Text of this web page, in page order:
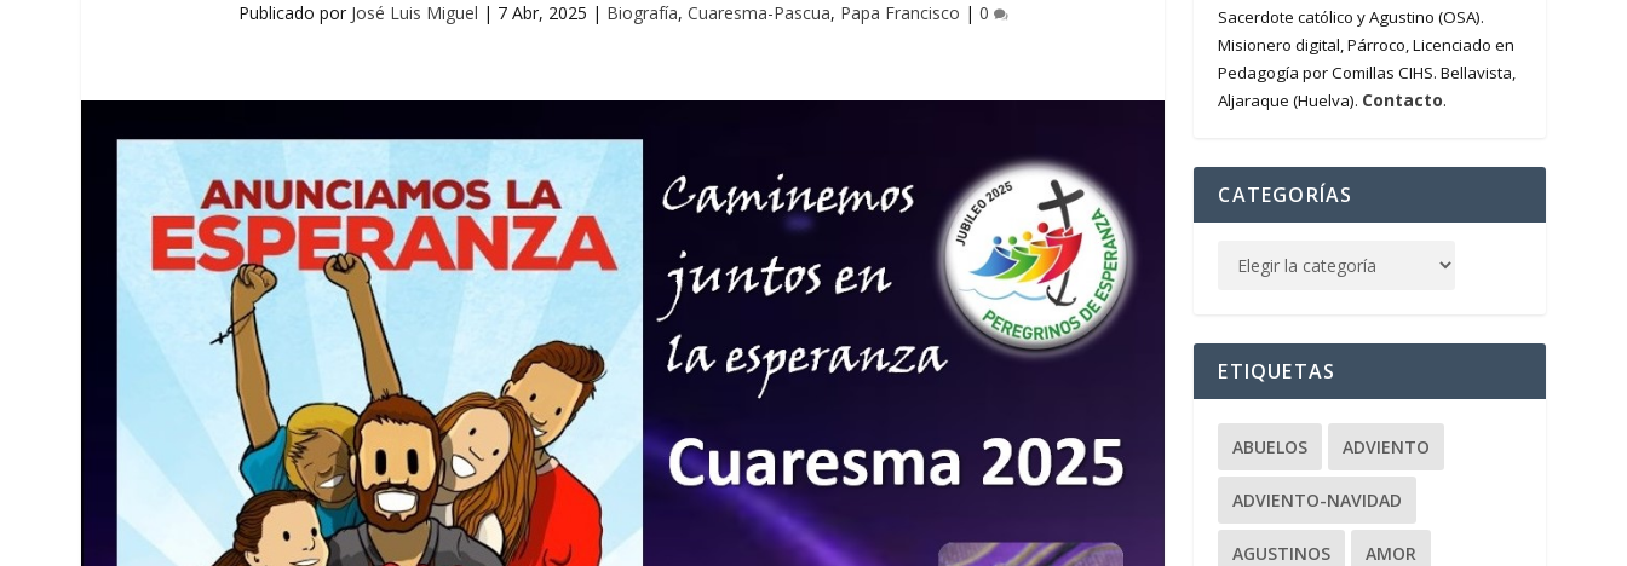
Publicado por José Luis Miguel | 7 Abr, 2025 | Biografía, Cuaresma-Pascua, Papa Francisco | 0
Sacerdote católico y Agustino (OSA).
Misionero digital, Párroco, Licenciado en
Pedagogía por Comillas CIHS. Bellavista,
Aljaraque (Huelva). Contacto.
CATEGORÍAS
ETIQUETAS
ABUELOS ADVIENTO
ADVIENTO-NAVIDAD
AGUSTINOS AMOR